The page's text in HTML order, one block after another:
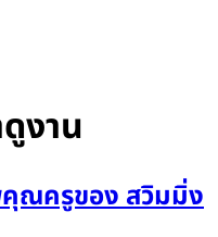
งาน
ณครูของ สวิมมิ่ง